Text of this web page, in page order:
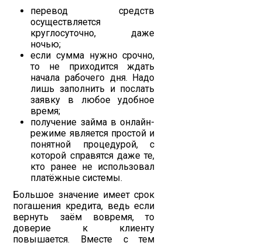
перевод средств
осуществляется
круглосуточно, даже
ночью;
если сумма нужно срочно,
то не приходится ждать
начала рабочего дня. Надо
лишь заполнить и послать
заявку в любое удобное
время;
получение займа в онлайн-
режиме является простой и
понятной процедурой, с
которой справятся даже те,
кто ранее не использовал
платёжные системы.
Большое значение имеет срок
погашения кредита, ведь если
вернуть заём вовремя, то
доверие к клиенту
повышается. Вместе с тем